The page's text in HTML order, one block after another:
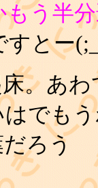
もう半
とー
。あ
でも
ろう